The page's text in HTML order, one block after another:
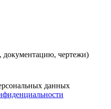
чертежи)
данных